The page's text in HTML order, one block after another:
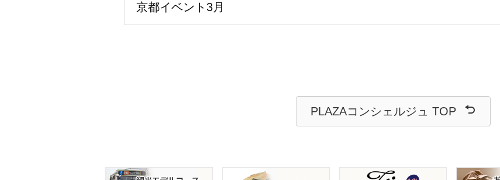
京都イベント3月
PLAZAコンシェルジュ TOP